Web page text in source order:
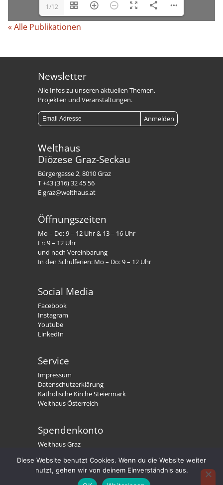
1/12
« Alle Publikationen
Newsletter
Alle Infos zu unseren aktuellen Themen,
Projekten und Veranstaltungen.
Welthaus
Diözese Graz-Seckau
Bürgergasse 2, 8010 Graz
T +43 (316) 32 45 56
E graz@welthaus.at
Öffnungszeiten
Mo – Do: 9 – 12 Uhr & 13 – 16 Uhr
Fr: 9 – 12 Uhr
und nach Vereinbarung
In den Schulferien: Mo – Do: 9 – 12 Uhr
Social Media
Facebook
Instagram
Youtube
LinkedIn
Service
Impressum
Datenschutzerklärung
Katholische Kirche Steiermark
Welthaus Österreich
Spendenkonto
Welthaus Graz
BIC: STSPAT2GXXX
Welthaus. Wir stärken Menschen.
Diese Website benutzt Cookies. Wenn du die Website weiter
nutzt, gehen wir von deinem Einverständnis aus.